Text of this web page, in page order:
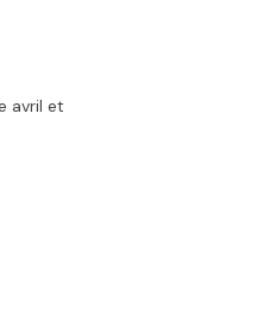
avril et